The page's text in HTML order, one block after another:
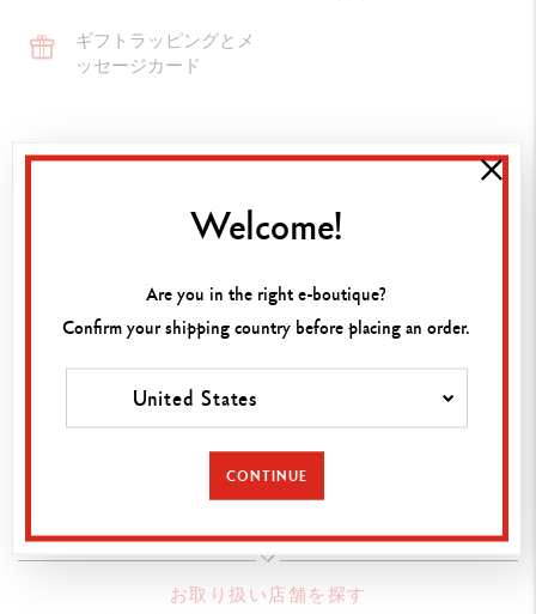
ギフトラッピングとメ
ッセージカード
ラファエル水彩筆　4号は、水彩画を扱うプロフェッショナ
カランダッシュのアーティストやデモンストレーターによっ
水彩筆の詳細
水彩筆44
直径：11mm×長さ：34mm
木製の軸にクリアな塗装
115.107
お取り扱い店舗を探す
Welcome!
Are you in the right e-boutique?
Confirm your shipping country before placing an order.
United States
CONTINUE